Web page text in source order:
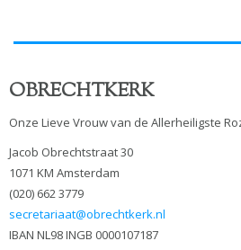
OBRECHTKERK
Onze Lieve Vrouw van de Allerheiligste
Jacob Obrechtstraat 30
1071 KM Amsterdam
(020) 662 3779
secretariaat@obrechtkerk.nl
IBAN NL98 INGB 0000107187